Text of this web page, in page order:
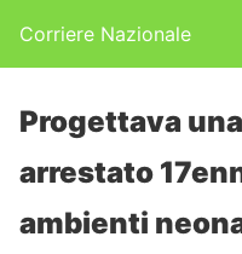
Corriere Nazionale
Progettava
arrestato
ambienti